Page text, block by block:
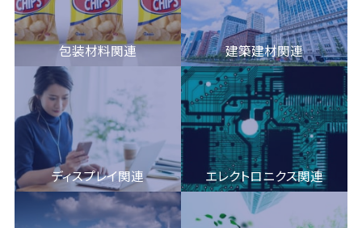
包装材料関連 建築建材関連
ディスプレイ関連 エレクトロニクス関連